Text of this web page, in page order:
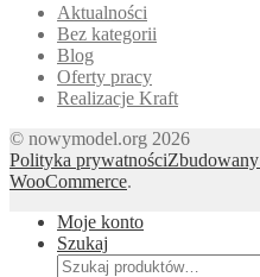
Aktualności
Bez kategorii
Blog
Oferty pracy
Realizacje Kraft
© nowymodel.org 2026
Polityka prywatności
WooCommerce.
Moje konto
Szukaj
Szukaj: